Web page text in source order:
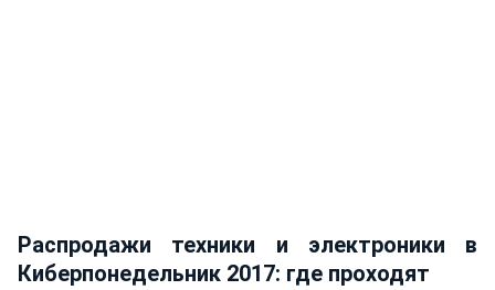
Распродажи техники и электроники в
Киберпонедельник 2017: где проходят